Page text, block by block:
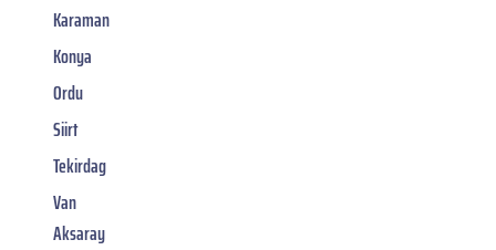
Karaman
Konya
Ordu
Siirt
Tekirdag
Van
Aksaray